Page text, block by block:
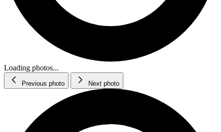
Loading photos...
Previous photo Next photo